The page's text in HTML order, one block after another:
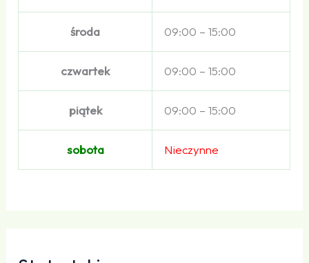
środa 09:00 – 15:00
czwartek 09:00 – 15:00
piątek 09:00 – 15:00
sobota Nieczynne